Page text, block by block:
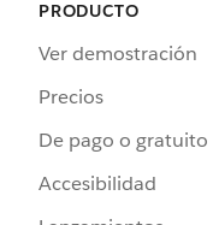
PRODUCTO
Ver demostración
Precios
De pago o gratuito
Accesibilidad